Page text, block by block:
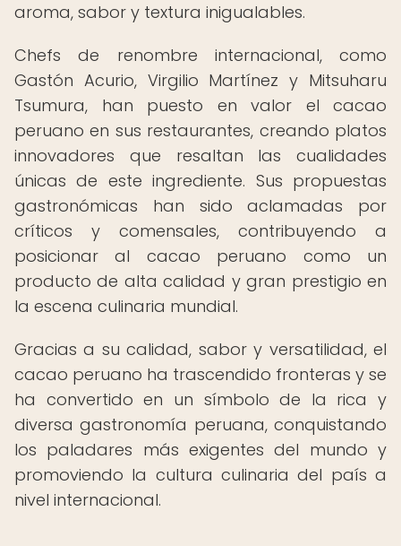
aroma, sabor y textura inigualables.
Chefs de renombre internacional, como
Gastón Acurio, Virgilio Martínez y Mitsuharu
Tsumura, han puesto en valor el cacao
peruano en sus restaurantes, creando platos
innovadores que resaltan las cualidades
únicas de este ingrediente. Sus propuestas
gastronómicas han sido aclamadas por
críticos y comensales, contribuyendo a
posicionar al cacao peruano como un
producto de alta calidad y gran prestigio en
la escena culinaria mundial.
Gracias a su calidad, sabor y versatilidad, el
cacao peruano ha trascendido fronteras y se
ha convertido en un símbolo de la rica y
diversa gastronomía peruana, conquistando
los paladares más exigentes del mundo y
promoviendo la cultura culinaria del país a
nivel internacional.